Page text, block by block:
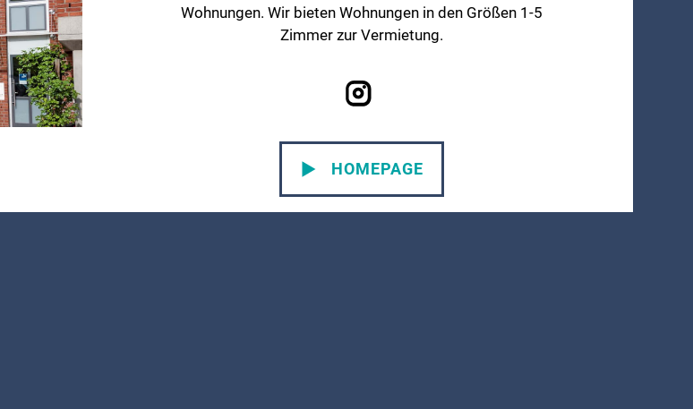
Wohnungen. Wir bieten Wohnungen in den Größen 1-5
Zimmer zur Vermietung.
HOMEPAGE